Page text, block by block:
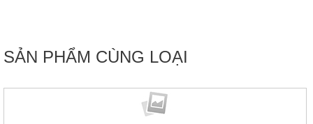
SẢN PHẨM CÙNG LOẠI